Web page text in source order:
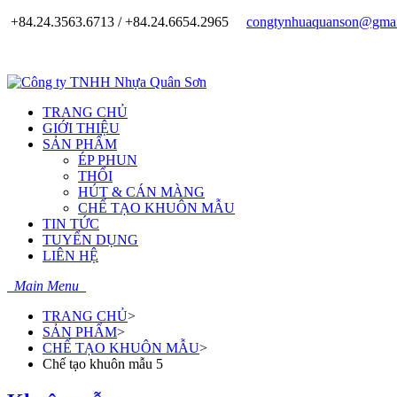
+84.24.3563.6713 / +84.24.6654.2965
TRANG CHỦ
GIỚI THIỆU
SẢN PHẨM
ÉP PHUN
THỔI
HÚT & CÁN MÀNG
CHẾ TẠO KHUÔN MẪU
TIN TỨC
TUYỂN DỤNG
LIÊN HỆ
Main Menu
TRANG CHỦ>
SẢN PHẨM>
CHẾ TẠO KHUÔN MẪU>
Chế tạo khuôn mẫu 5